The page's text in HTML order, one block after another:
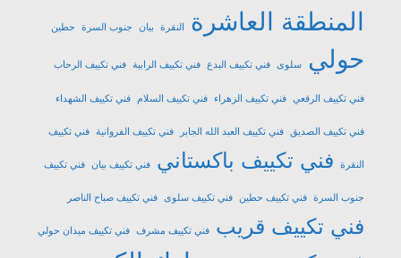
المنطقة العاشرة
النقرة بيان جنوب السرة حطين
حولي سلوى فني تكييف البدع فني تكييف الرابية فني تكييف الرحاب
فني تكييف الرقعي فني تكييف الزهراء فني تكييف السلام فني تكييف الشهداء
فني تكييف الصديق فني تكييف العبد الله الجابر فني تكييف الفروانية فني تكييف
النقرة فني تكييف باكستاني فني تكييف بيان فني تكييف
جنوب السرة فني تكييف حطين فني تكييف سلوى فني تكييف صباح الناصر
فني تكييف قريب فني تكييف مشرف فني تكييف ميدان حولي